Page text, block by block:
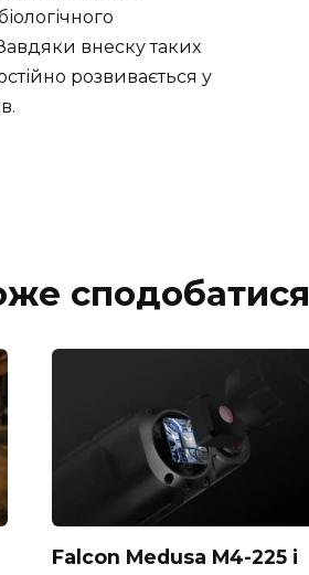
внеску таких
розвивається у
сподобатися
Falcon Medusa M4-225 і